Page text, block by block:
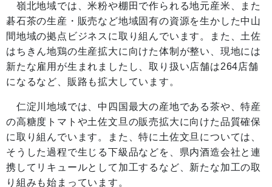
嶺北地域では、米粉や棚田で作られる地元産米、また
碁石茶の生産・販売など地域固有の資源を生かした中山
間地域の拠点ビジネスに取り組んでいます。また、土佐
はちきん地鶏の生産拡大に向けた体制が整い、現地には
新たな雇用が生まれましたし、取り扱い店舗は264店舗
になるなど、販路も拡大しています。
仁淀川地域では、中四国最大の産地である茶や、特産
の高糖度トマトや土佐文旦の販売拡大に向けた品質確保
に取り組んでいます。また、特に土佐文旦については、
そうした過程で生じる下級品などを、県内酒造会社と連
携してリキュールとして加工するなど、新たな加工の取
り組みも始まっています。